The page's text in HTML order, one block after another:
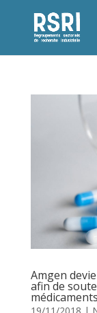
Amgen
afin de